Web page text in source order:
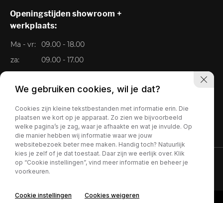
Openingstijden showroom +
werkplaats:
Ma - vr:
09.00 - 18.00
za:
09.00 - 17.00
Privacy policy
We gebruiken cookies, wil je dat?
Cookies zijn kleine tekstbestanden met informatie erin. Die
plaatsen we kort op je apparaat. Zo zien we bijvoorbeeld
welke pagina’s je zag, waar je afhaakte en wat je invulde. Op
die manier hebben wij informatie waar we jouw
websitebezoek beter mee maken. Handig toch? Natuurlijk
kies je zelf of je dat toestaat. Daar zijn we eerlijk over. Klik
op “Cookie instellingen”, vind meer informatie en beheer je
voorkeuren.
Cookie instellingen Cookies weigeren